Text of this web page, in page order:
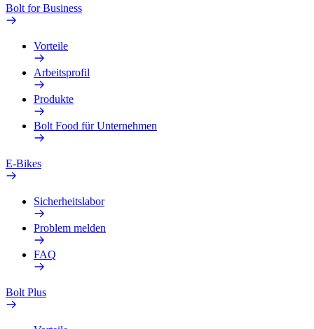
Bolt for Business
Vorteile
Arbeitsprofil
Produkte
Bolt Food für Unternehmen
E-Bikes
Sicherheitslabor
Problem melden
FAQ
Bolt Plus